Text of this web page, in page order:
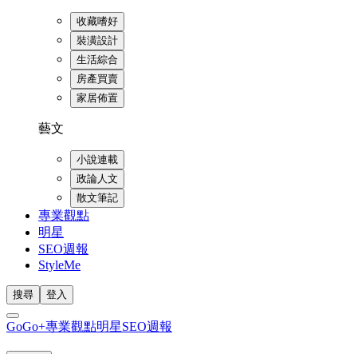
收藏嗜好
裝潢設計
生活綜合
房產買賣
家居佈置
藝文
小說連載
政論人文
散文筆記
專業觀點
明星
SEO週報
StyleMe
搜尋 登入
GoGo+專業觀點明星SEO週報